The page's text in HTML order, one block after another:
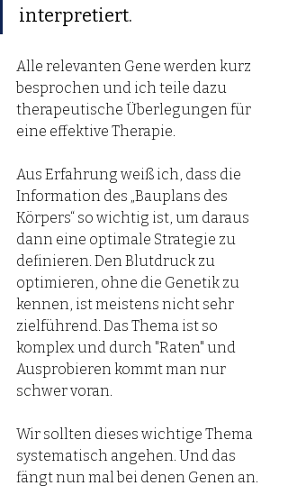
interpretiert.
Alle relevanten Gene werden kurz
besprochen und ich teile dazu
therapeutische Überlegungen für
eine effektive Therapie.
Aus Erfahrung weiß ich, dass die
Information des „Bauplans des
Körpers“ so wichtig ist, um daraus
dann eine optimale Strategie zu
definieren. Den Blutdruck zu
optimieren, ohne die Genetik zu
kennen, ist meistens nicht sehr
zielführend. Das Thema ist so
komplex und durch "Raten" und
Ausprobieren kommt man nur
schwer voran.
Wir sollten dieses wichtige Thema
systematisch angehen. Und das
fängt nun mal bei denen Genen an.